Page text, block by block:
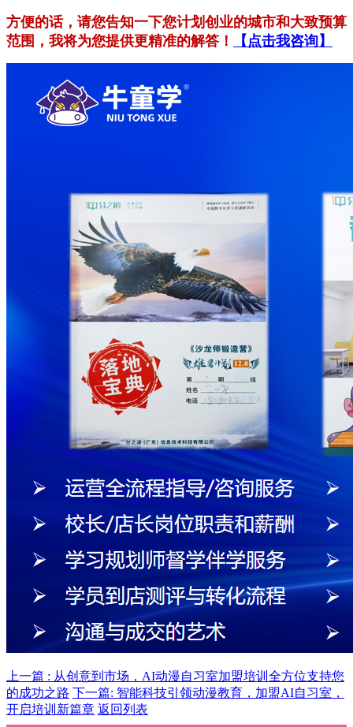
方便的话，请您告知一下您计划创业的城市和大致预算
范围，我将为您提供更精准的解答！
【点击我咨询】
上一篇 : 从创意到市场，AI动漫自习室加盟培训全方位支持您
的成功之路 下一篇: 智能科技引领动漫教育，加盟AI自习室，
开启培训新篇章 返回列表